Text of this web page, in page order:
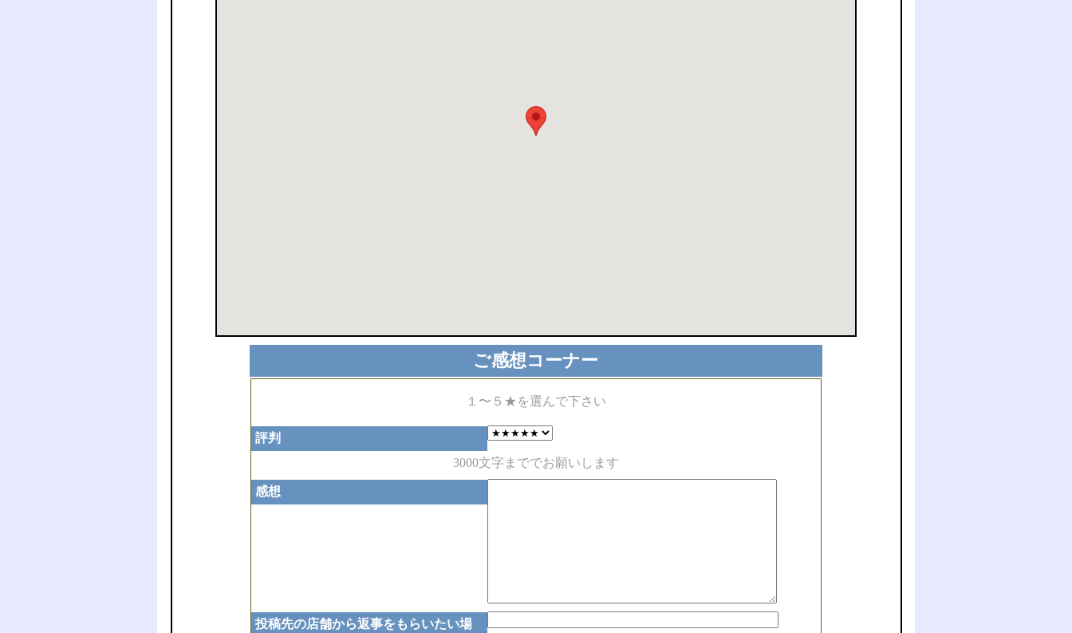
ご感想コーナー
１〜５★を選んで下さい
評判
3000文字まででお願いします
感想
投稿先の店舗から返事をもらいたい場